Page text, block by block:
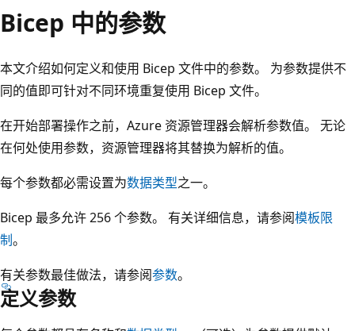
Bicep 中的参数
本文介绍如何定义和使用 Bicep 文件中的参数。 为参数提供不
同的值即可针对不同环境重复使用 Bicep 文件。
在开始部署操作之前，Azure 资源管理器会解析参数值。 无论
在何处使用参数，资源管理器将其替换为解析的值。
每个参数都必需设置为数据类型之一。
Bicep 最多允许 256 个参数。 有关详细信息，请参阅模板限
制。
有关参数最佳做法，请参阅参数。
定义参数